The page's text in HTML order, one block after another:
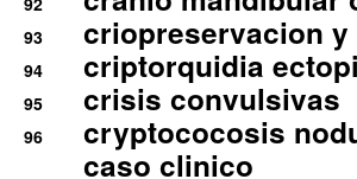
93 criopreservacion y
94 criptorquidia
95 crisis convulsivas
96
cryptococosis
caso clinico